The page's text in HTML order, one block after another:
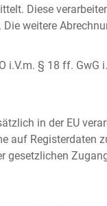
Diese
weitere
i.V.m. § 18 ff. GwG
in der EU
auf